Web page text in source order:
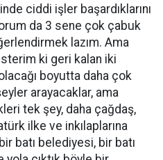
ciddi işler başardıklarını
da 3 sene çok çabuk
lazım. Ama
ki geri kalan iki
boyutta daha çok
arayacaklar, ama
tek şey, daha çağdaş,
ilke ve inkılaplarına
batı belediyesi, bir batı